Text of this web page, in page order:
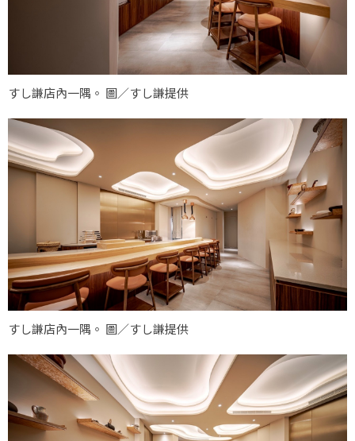
すし謙店內一隅。 圖／すし謙提供
すし謙店內一隅。 圖／すし謙提供